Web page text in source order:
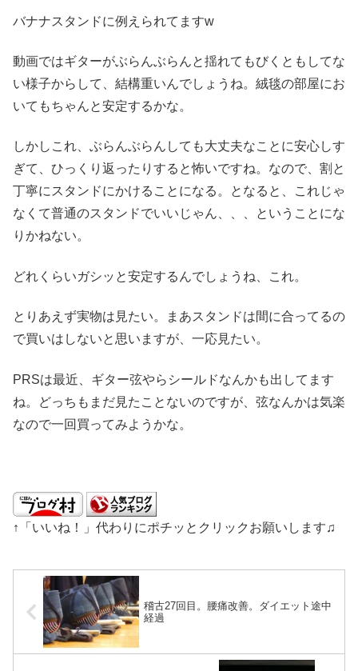
バナナスタンドに例えられてますw
動画ではギターがぶらんぶらんと揺れてもびくともしてな
い様子からして、結構重いんでしょうね。絨毯の部屋にお
いてもちゃんと安定するかな。
しかしこれ、ぶらんぶらんしても大丈夫なことに安心しす
ぎて、ひっくり返ったりすると怖いですね。なので、割と
丁寧にスタンドにかけることになる。となると、これじゃ
なくて普通のスタンドでいいじゃん、、、ということにな
りかねない。
どれくらいガシッと安定するんでしょうね、これ。
とりあえず実物は見たい。まあスタンドは間に合ってるの
で買いはしないと思いますが、一応見たい。
PRSは最近、ギター弦やらシールドなんかも出してます
ね。どっちもまだ見たことないのですが、弦なんかは気楽
なので一回買ってみようかな。
↑「いいね！」代わりにポチッとクリックお願いします♫
稽古27回目。腰痛改善。ダイエット途中
経過